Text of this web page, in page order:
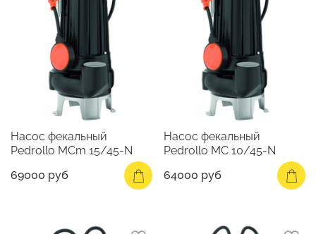
Насос фекальный
Pedrollo MCm 15/45-N
69000 руб
Насос фекальный
Pedrollo MC 10/45-N
64000 руб